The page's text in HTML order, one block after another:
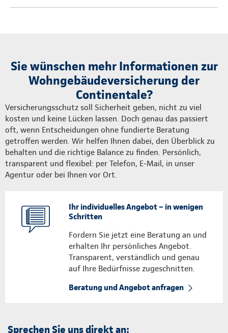
Sie wünschen mehr Informationen zur
Wohngebäudeversicherung der
Continentale?
Versicherungsschutz soll Sicherheit geben, nicht zu viel
kosten und keine Lücken lassen. Doch genau das passiert
oft, wenn Entscheidungen ohne fundierte Beratung
getroffen werden. Wir helfen Ihnen dabei, den Überblick zu
behalten und die richtige Balance zu finden. Persönlich,
transparent und flexibel: per Telefon, E-Mail, in unser
Agentur oder bei Ihnen vor Ort.
Ihr individuelles Angebot – in wenigen
Schritten
Fordern Sie jetzt eine Beratung an und
erhalten Ihr persönliches Angebot.
Transparent, verständlich und genau
auf Ihre Bedürfnisse zugeschnitten.
Beratung und Angebot anfragen
Sprechen Sie uns direkt an: